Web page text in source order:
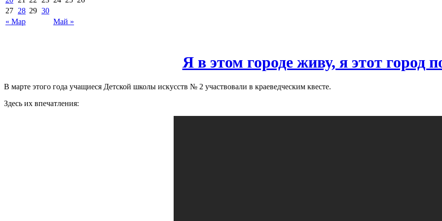
« Мар Май »
27 28 29 30
Я в этом городе живу, я этот город
В марте этого года учащиеся Детской школы искусств № 2 участвовали в краеведческим квесте.
Здесь их впечатления: